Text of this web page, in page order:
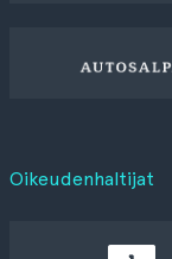
Oikeudenhaltijat